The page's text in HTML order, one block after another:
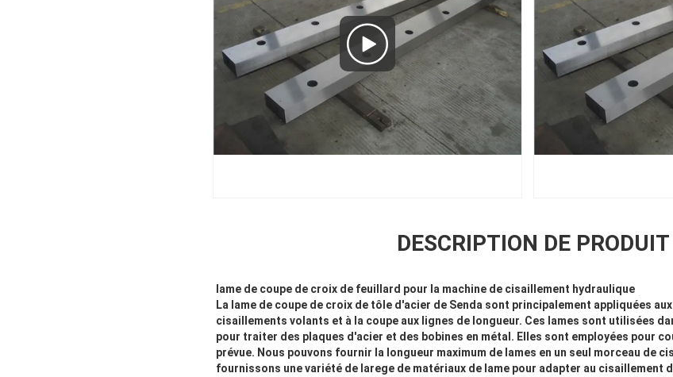
DESCRIPTION DE PRODUIT
lame de coupe de croix de feuillard pour la machine de cisaillement hydraulique
La lame de coupe de croix de tôle d'acier de Senda sont principalement appliquées
cisaillements volants et à la coupe aux lignes de longueur. Ces lames sont utilisées
pour traiter des plaques d'acier et des bobines en métal. Elles sont employées pour
prévue. Nous pouvons fournir la longueur maximum de lames en un seul morceau de
fournissons une variété de larege de matériaux de lame pour adapter au cisaillement